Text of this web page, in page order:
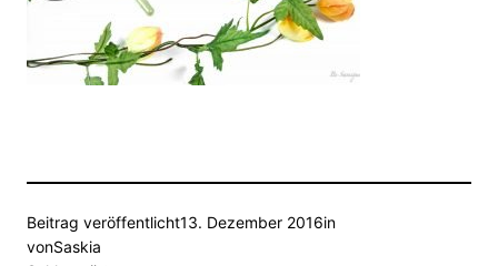
Beitrag veröffentlicht13. Dezember 2016in
vonSaskia